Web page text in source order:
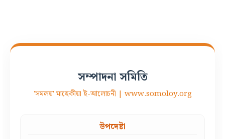
সম্পাদনা সমিতি
'সমলয়' মাহেকীয়া ই-আলোচনী | www.somoloy.org
উপদেষ্টা